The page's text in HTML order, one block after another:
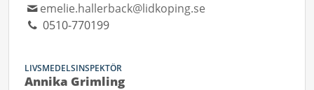
emelie.hallerback@lidkoping.se
0510-770199
LIVSMEDELSINSPEKTÖR
Annika Grimling